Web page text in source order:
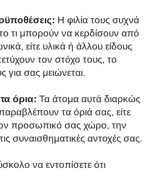
Η φιλία τους συχνά
τι μπορούν να κερδίσουν από
είτε υλικά ή άλλου είδους
τον στόχο τους, το
για σας μειώνεται.
όρια: Τα άτομα αυτά διαρκώς
τα όριά σας, είτε
προσωπικό σας χώρο, την
συναισθηματικές αντοχές σας.
να εντοπίσετε ότι